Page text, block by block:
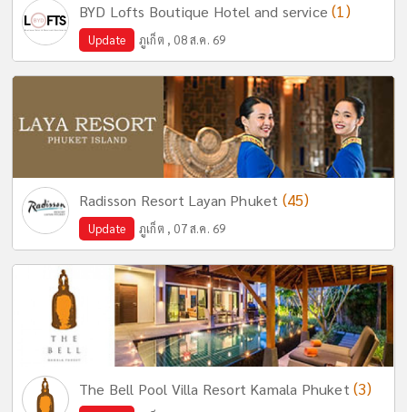
BYD Lofts Boutique Hotel and service(1)
Update ภูเก็ต , 08 ส.ค. 69
Radisson Resort Layan Phuket (45)
Update ภูเก็ต , 07 ส.ค. 69
The Bell Pool Villa Resort Kamala Phuket (3)